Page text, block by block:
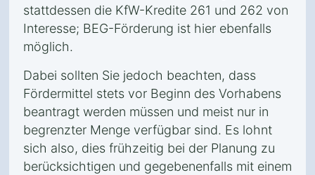
stattdessen die KfW-Kredite 261 und 262 von
Interesse; BEG-Förderung ist hier ebenfalls
möglich.
Dabei sollten Sie jedoch beachten, dass
Fördermittel stets vor Beginn des Vorhabens
beantragt werden müssen und meist nur in
begrenzter Menge verfügbar sind. Es lohnt
sich also, dies frühzeitig bei der Planung zu
berücksichtigen und gegebenenfalls mit einem